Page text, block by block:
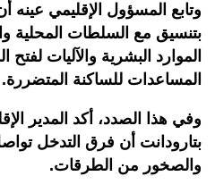
وتابع المسؤول الإقليمي عينه
بتنسيق مع السلطات المحلية
الموارد البشرية والآليات
المساعدات للساكنة المتضررة.
وفي هذا الصدد، أكد المدير
بتارودانت أن فرق التدخل
والصخور من الطرقات.